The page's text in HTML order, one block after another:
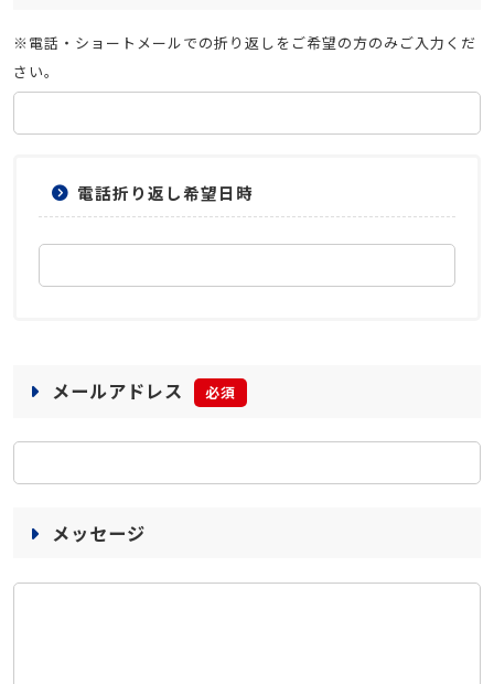
※電話・ショートメールでの折り返しをご希望の方のみご入力くだ
さい。
電話折り返し希望日時
メールアドレス 必須
メッセージ